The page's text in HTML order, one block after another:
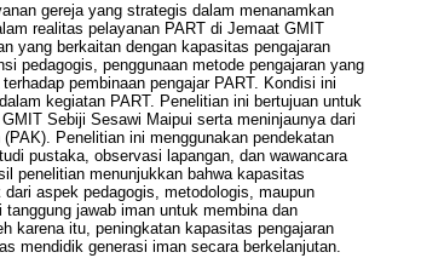
gereja yang strategis dalam menanamkan
realitas pelayanan PART di Jemaat GMIT
yang berkaitan dengan kapasitas pengajaran
pedagogis, penggunaan metode pengajaran yang
pembinaan pengajar PART. Kondisi ini
kegiatan PART. Penelitian ini bertujuan untuk
Sebiji Sesawi Maipui serta meninjaunya dari
Penelitian ini menggunakan pendekatan
pustaka, observasi lapangan, dan wawancara
penelitian menunjukkan bahwa kapasitas
aspek pedagogis, metodologis, maupun
jawab iman untuk membina dan
karena itu, peningkatan kapasitas pengajaran
mendidik generasi iman secara berkelanjutan.